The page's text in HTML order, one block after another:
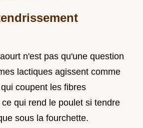
n'est pas qu'une question
lactiques agissent comme
coupent les fibres
qui rend le poulet si tendre
sous la fourchette.